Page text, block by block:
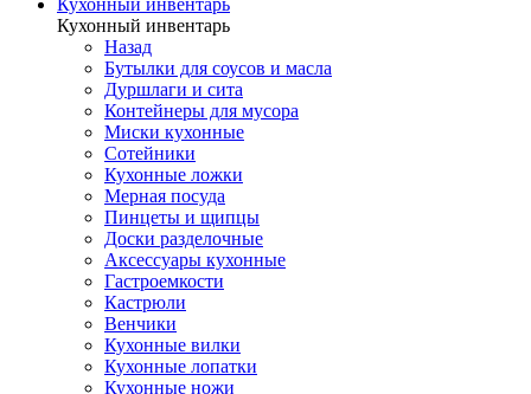
Кухонный инвентарь
Назад
Бутылки для соусов и масла
Дуршлаги и сита
Контейнеры для мусора
Миски кухонные
Сотейники
Кухонные ложки
Мерная посуда
Пинцеты и щипцы
Доски разделочные
Аксессуары кухонные
Гастроемкости
Кастрюли
Венчики
Кухонные вилки
Кухонные лопатки
Кухонные ножи